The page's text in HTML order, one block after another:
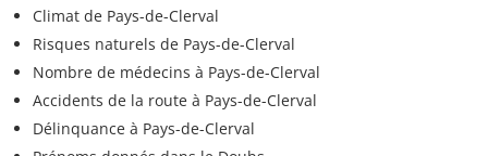
Climat de Pays-de-Clerval
Risques naturels de Pays-de-Clerval
Nombre de médecins à Pays-de-Clerval
Accidents de la route à Pays-de-Clerval
Délinquance à Pays-de-Clerval